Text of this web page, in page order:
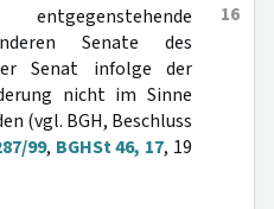
16
Senate des
Senat infolge der
nicht im Sinne
(vgl. BGH, Beschluss
99, BGHSt 46, 17, 19